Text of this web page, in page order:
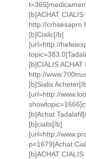
[b]ACHAT
http://
[b]Cialic[/b]
[url=http://
[b]CIALIS ACHAT
http://
[b]Sialis Acheter[/
[url=http://
[b]Achat
[b]cialis[/b]
[url=http://
p=1679]Achat
[b]ACHAT